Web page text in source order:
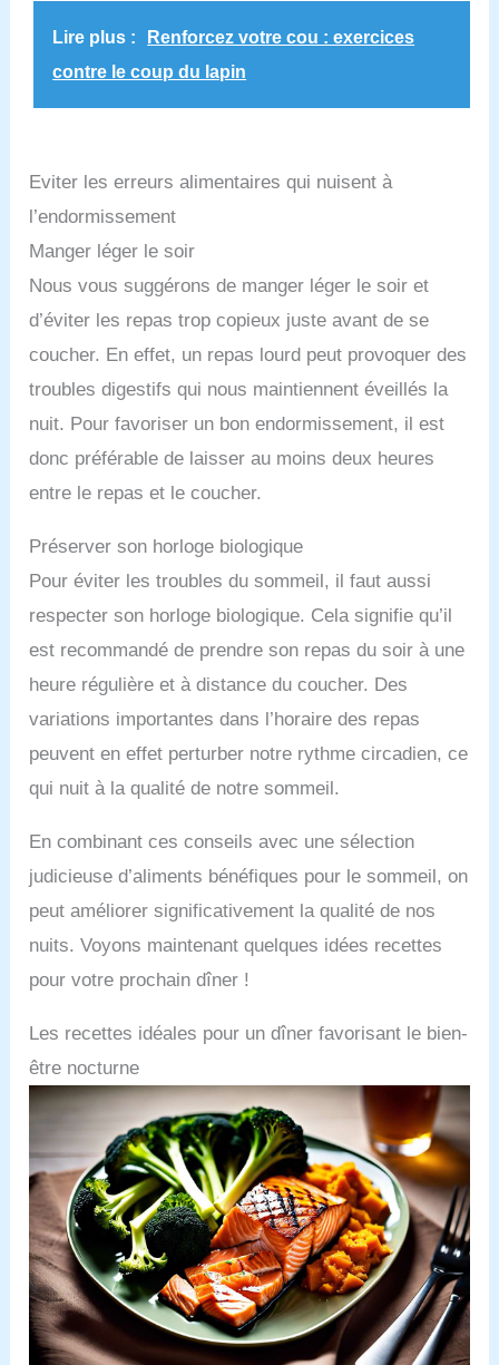
Lire plus :
Renforcez votre cou : exercices
contre le coup du lapin
Eviter les erreurs alimentaires qui nuisent à
l’endormissement
Manger léger le soir
Nous vous suggérons de manger léger le soir et
d’éviter les repas trop copieux juste avant de se
coucher. En effet, un repas lourd peut provoquer des
troubles digestifs qui nous maintiennent éveillés la
nuit. Pour favoriser un bon endormissement, il est
donc préférable de laisser au moins deux heures
entre le repas et le coucher.
Préserver son horloge biologique
Pour éviter les troubles du sommeil, il faut aussi
respecter son horloge biologique. Cela signifie qu’il
est recommandé de prendre son repas du soir à une
heure régulière et à distance du coucher. Des
variations importantes dans l’horaire des repas
peuvent en effet perturber notre rythme circadien, ce
qui nuit à la qualité de notre sommeil.
En combinant ces conseils avec une sélection
judicieuse d’aliments bénéfiques pour le sommeil, on
peut améliorer significativement la qualité de nos
nuits. Voyons maintenant quelques idées recettes
pour votre prochain dîner !
Les recettes idéales pour un dîner favorisant le bien-
être nocturne